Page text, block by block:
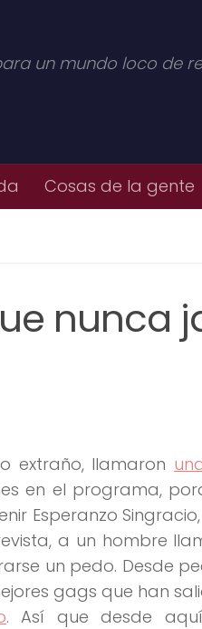
un mundo loco de
Cosas de la gente
nunca
extraño, llamaron
en el programa,
Esperanzo
a un hombre
un pedo. Desde
gags que han
. Así que desde